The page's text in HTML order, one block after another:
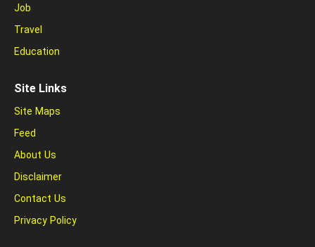
Job
Travel
Education
Site Links
Site Maps
Feed
About Us
Disclaimer
Contact Us
Privacy Policy